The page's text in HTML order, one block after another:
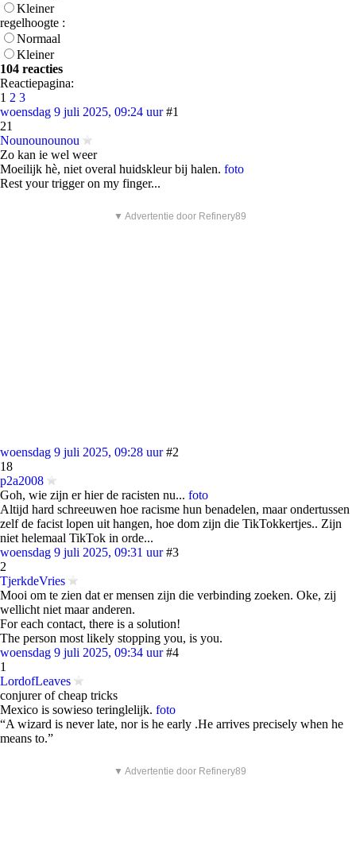
Kleiner
regelhoogte :
Normaal
Kleiner
104 reacties
Reactiepagina:
1 2 3
woensdag 9 juli 2025, 09:24 uur #1
21
Nounounounou
Zo kan ie wel weer
Moeilijk hè, niet overal huidskleur bij halen. foto
Rest your trigger on my finger...
▼ Advertentie door Refinery89
woensdag 9 juli 2025, 09:28 uur #2
18
p2a2008
Goh, wie zijn er hier de racisten nu... foto
Altijd hard schreeuwen hoe racisme hun benadelen, maar ondertussen
zelf de facist lopen uit hangen, hoe dom zijn die TikTokkertjes.. Zijn
niet helemaal TikTok in orde...
woensdag 9 juli 2025, 09:31 uur #3
2
TjerkdeVries
Mooi om te zien dat er mensen zijn die verbinding zoeken. Oke, zij
wellicht niet maar anderen.
For each contact, there is a solution!
The person most likely stopping you, is you.
woensdag 9 juli 2025, 09:34 uur #4
1
LordofLeaves
conjurer of cheap tricks
Mexico is sowieso teringlelijk. foto
“A wizard is never late, nor is he early .He arrives precisely when he
means to.”
▼ Advertentie door Refinery89